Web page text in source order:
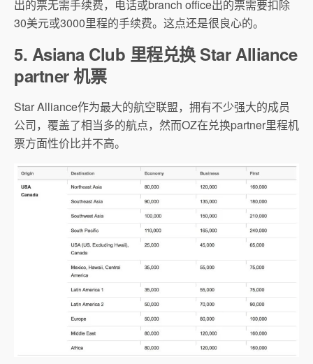
出的票无需手续费，电话或branch office出的票需要扣除
30美元或3000里程的手续费。这点还是很良心的。
5. Asiana Club 里程兑换 Star Alliance
partner 机票
Star Alliance作为最大的航空联盟，拥有不少强大的成员
公司，覆盖了相当多的航点，然而OZ在兑换partner里程机
票方面性价比并不高。